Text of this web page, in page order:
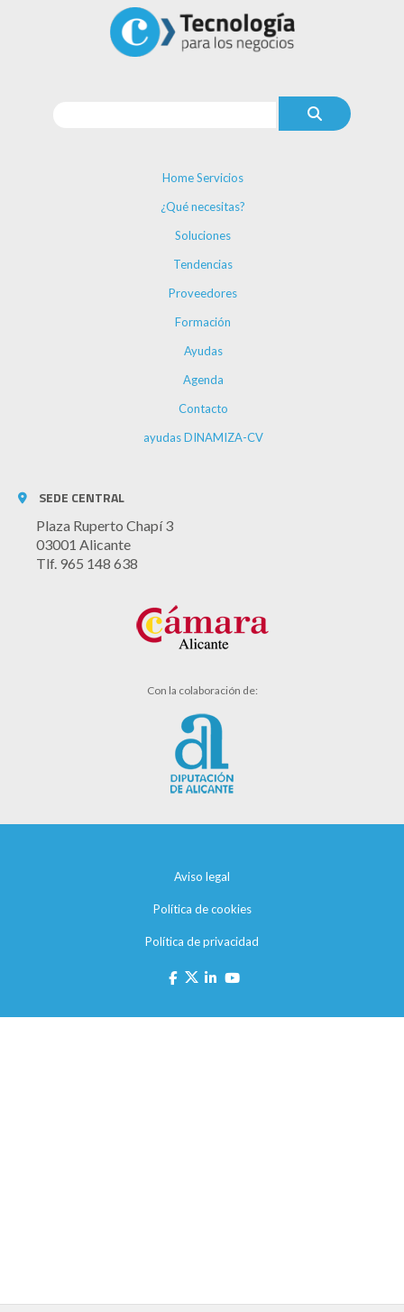
Home Servicios
¿Qué necesitas?
Soluciones
Tendencias
Proveedores
Formación
Ayudas
Agenda
Contacto
ayudas DINAMIZA-CV
SEDE CENTRAL
Plaza Ruperto Chapí 3
03001 Alicante
Tlf. 965 148 638
Con la colaboración de:
Aviso legal
Política de cookies
Política de privacidad